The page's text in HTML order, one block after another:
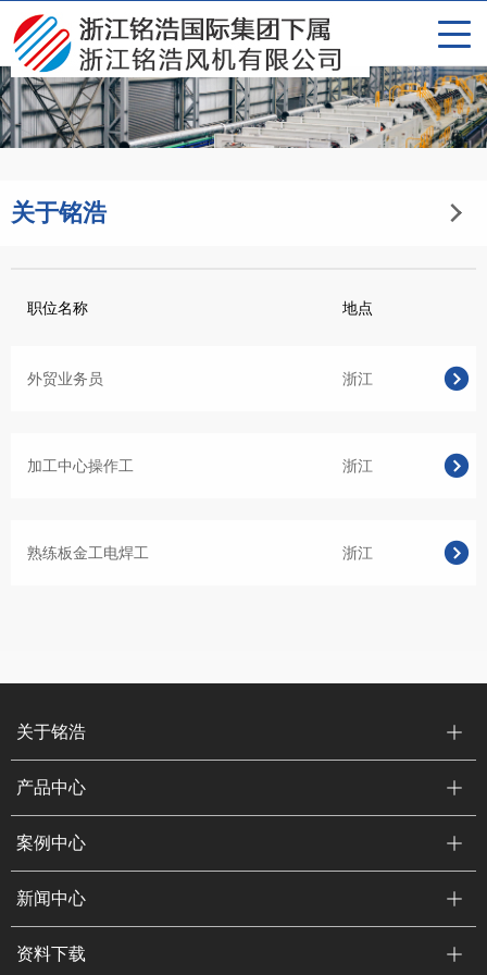
关于铭浩
职位名称 地点
外贸业务员 浙江
加工中心操作工 浙江
熟练板金工电焊工 浙江
关于铭浩
产品中心
案例中心
新闻中心
资料下载